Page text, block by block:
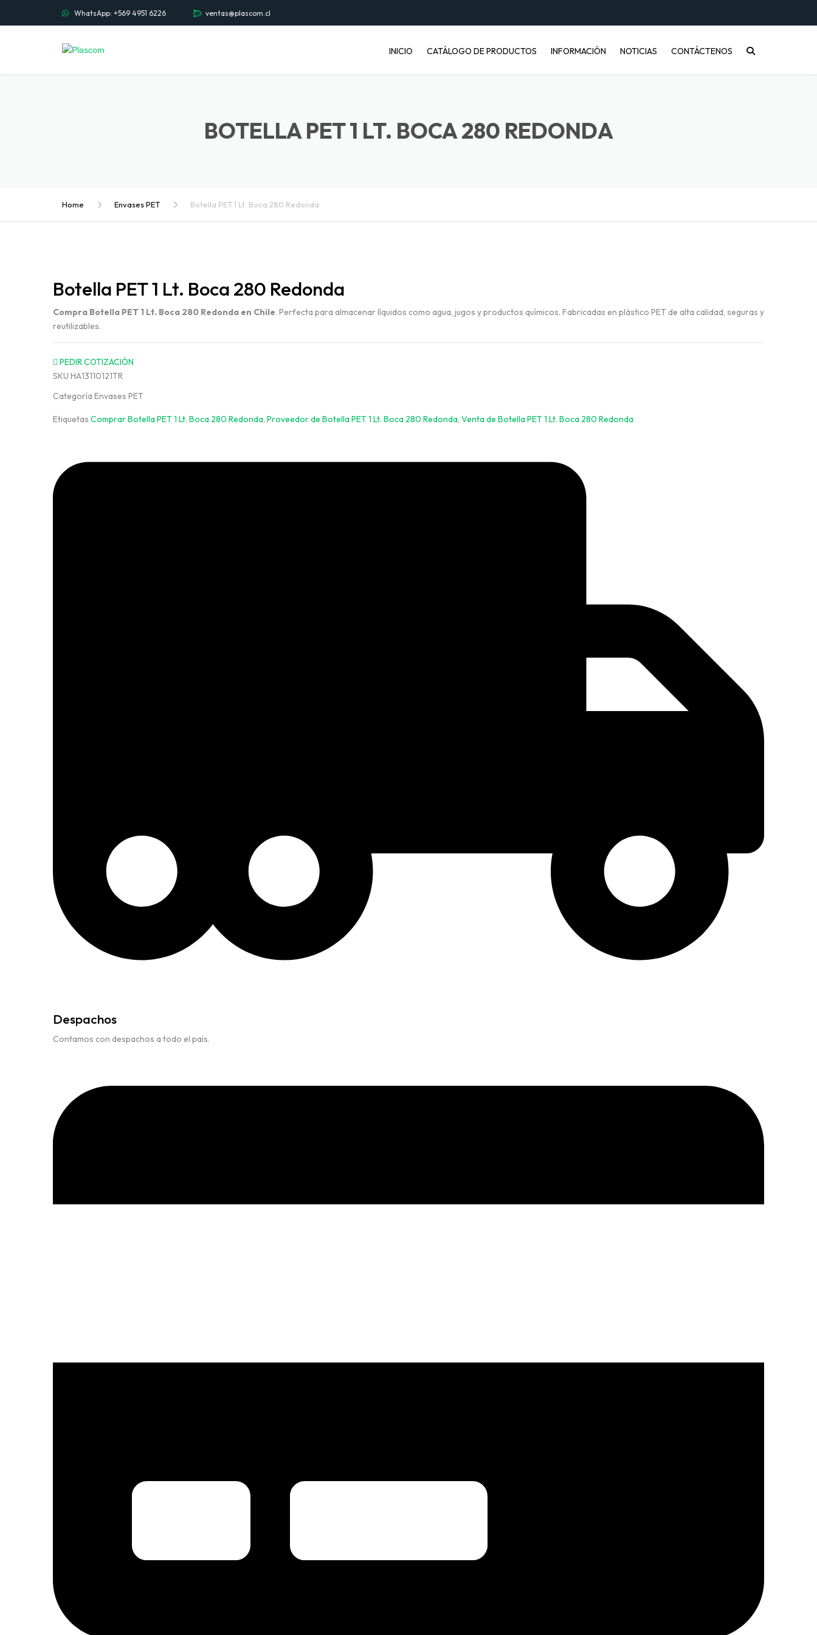
WhatsApp: +569 4951 6226 ventas@plascom.cl
INICIO CATÁLOGO DE PRODUCTOS INFORMACIÓN NOTICIAS CONTÁCTENOS
BOTELLA PET 1 LT. BOCA 280 REDONDA
Home Envases PET Botella PET 1 Lt. Boca 280 Redonda
Botella PET 1 Lt. Boca 280 Redonda
Compra Botella PET 1 Lt. Boca 280 Redonda en Chile. Perfecta para almacenar líquidos como agua, jugos y productos químicos. Fabricadas en plástico PET de alta calidad, seguras y
reutilizables.
PEDIR COTIZACIÓN
SKU HA13110121TR
Categoría Envases PET
Etiquetas Comprar Botella PET 1 Lt. Boca 280 Redonda, Proveedor de Botella PET 1 Lt. Boca 280 Redonda, Venta de Botella PET 1 Lt. Boca 280 Redonda
Despachos
Contamos con despachos a todo el país.